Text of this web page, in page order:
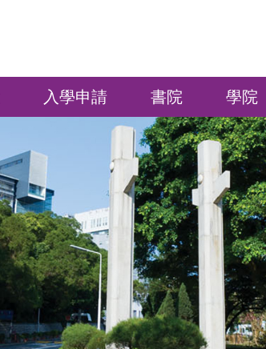
入學申請 書院 學院